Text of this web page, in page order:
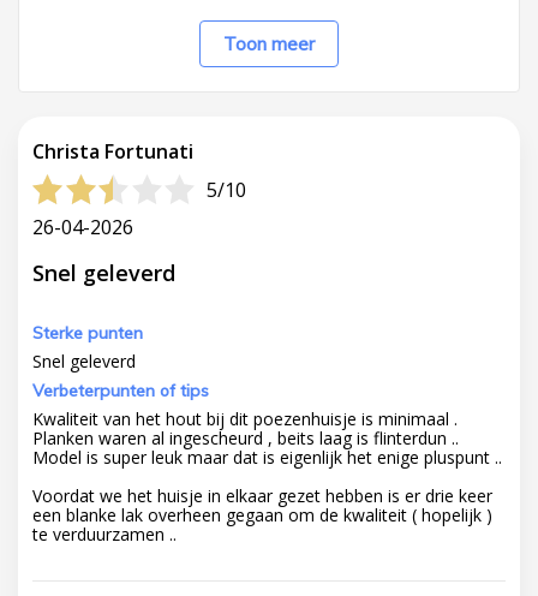
Toon meer
Christa Fortunati
5/10
26-04-2026
Snel geleverd
Sterke punten
Snel geleverd
Verbeterpunten of tips
Kwaliteit van het hout bij dit poezenhuisje is minimaal .
Planken waren al ingescheurd , beits laag is flinterdun ..
Model is super leuk maar dat is eigenlijk het enige pluspunt ..
Voordat we het huisje in elkaar gezet hebben is er drie keer
een blanke lak overheen gegaan om de kwaliteit ( hopelijk )
te verduurzamen ..